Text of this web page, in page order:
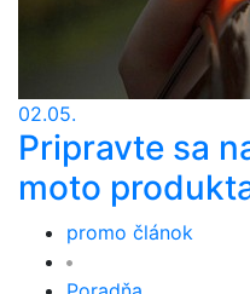
02.05.
Pripravte sa
moto
promo článok